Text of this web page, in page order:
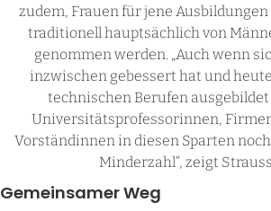
zudem, Frauen für jene
traditionell hauptsächlich von
genommen werden. „Auch wenn
inzwischen gebessert hat und
technischen Berufen
Universitätsprofessorinnen,
Vorständinnen in diesen Sparten
Minderzahl“, zeigt
Gemeinsamer Weg